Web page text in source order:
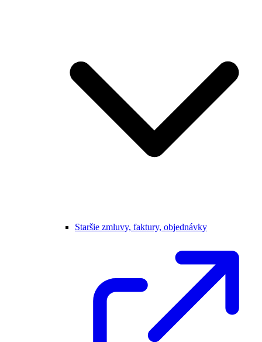
Staršie zmluvy, faktury, objednávky